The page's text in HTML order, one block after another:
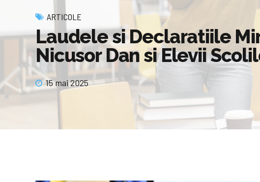
ARTICOLE
Laudele si Declaratiile
Nicusor Dan si Elevii
15 mai 2025